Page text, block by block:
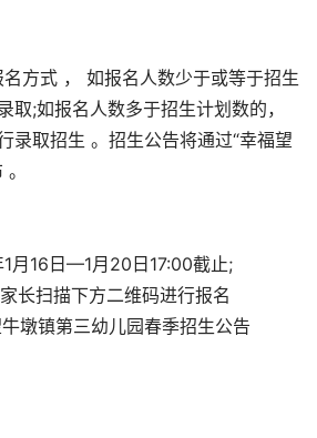
名方式 ， 如报名人数少于或等于招生
取;如报名人数多于招生计划数的，
录取招生 。招生公告将通过“幸福望
月16日—1月20日17:00截止;
长扫描下方二维码进行报名